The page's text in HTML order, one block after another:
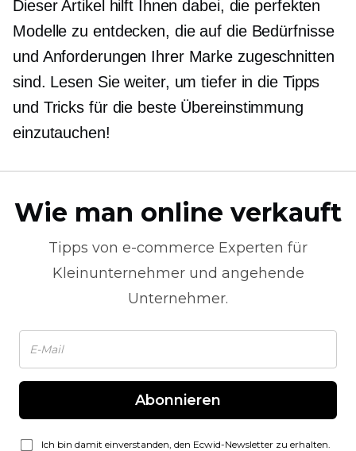
Dieser Artikel hilft Ihnen dabei, die perfekten
Modelle zu entdecken, die auf die Bedürfnisse
und Anforderungen Ihrer Marke zugeschnitten
sind. Lesen Sie weiter, um tiefer in die Tipps
und Tricks für die beste Übereinstimmung
einzutauchen!
Wie man online verkauft
Tipps von e-commerce Experten für
Kleinunternehmer und angehende
Unternehmer.
Abonnieren
Ich bin damit einverstanden, den Ecwid-Newsletter zu erhalten.